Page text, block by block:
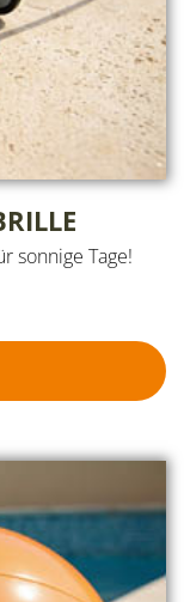
sonnige Tage!